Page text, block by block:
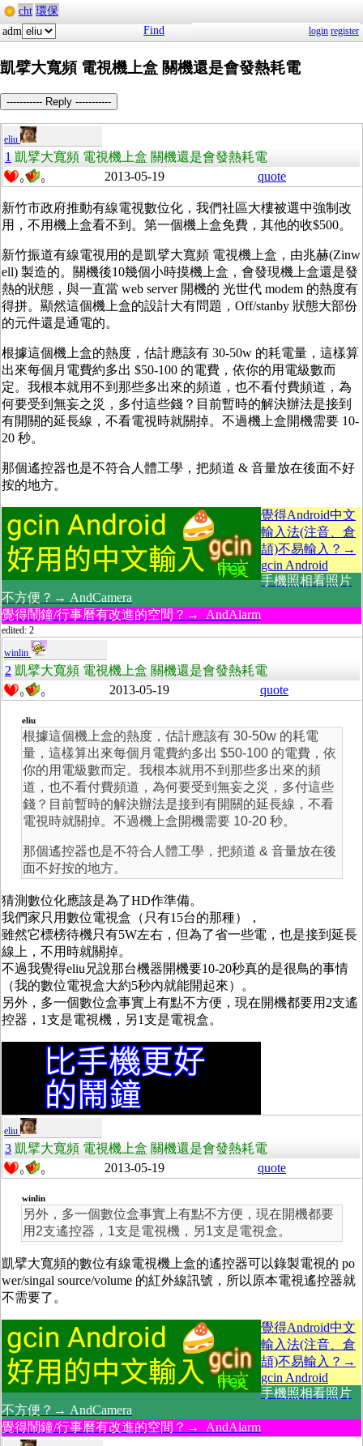
cht 環保
adm
Find login register
凱擘大寬頻 電視機上盒 關機還是會發熱耗電
----------- Reply -----------
eliu
1 凱擘大寬頻 電視機上盒 關機還是會發熱耗電
0 0 2013-05-19 quote
新竹市政府推動有線電視數位化，我們社區大樓被選中強制改
用，不用機上盒看不到。第一個機上盒免費，其他的收$500。
新竹振道有線電視用的是凱擘大寬頻 電視機上盒，由兆赫(Zinw
ell) 製造的。關機後10幾個小時摸機上盒，會發現機上盒還是發
熱的狀態，與一直當 web server 開機的 光世代 modem 的熱度有
得拼。顯然這個機上盒的設計大有問題，Off/stanby 狀態大部份
的元件還是通電的。
根據這個機上盒的熱度，估計應該有 30-50w 的耗電量，這樣算
出來每個月電費約多出 $50-100 的電費，依你的用電級數而
定。我根本就用不到那些多出來的頻道，也不看付費頻道，為
何要受到無妄之災，多付這些錢？目前暫時的解決辦法是接到
有開關的延長線，不看電視時就關掉。不過機上盒開機需要 10-
20 秒。
那個遙控器也是不符合人體工學，把頻道 & 音量放在後面不好
按的地方。
覺得Android中文
輸入法(注音、倉
頡)不易輸入？→
gcin Android
手機照相看照片
不方便？→ AndCamera
覺得鬧鐘/行事曆有改進的空間？→ AndAlarm
edited: 2
winlin
2 凱擘大寬頻 電視機上盒 關機還是會發熱耗電
0 0 2013-05-19 quote
eliu
根據這個機上盒的熱度，估計應該有 30-50w 的耗電
量，這樣算出來每個月電費約多出 $50-100 的電費，依
你的用電級數而定。我根本就用不到那些多出來的頻
道，也不看付費頻道，為何要受到無妄之災，多付這些
錢？目前暫時的解決辦法是接到有開關的延長線，不看
電視時就關掉。不過機上盒開機需要 10-20 秒。
那個遙控器也是不符合人體工學，把頻道 & 音量放在後
面不好按的地方。
猜測數位化應該是為了HD作準備。
我們家只用數位電視盒（只有15台的那種），
雖然它標榜待機只有5W左右，但為了省一些電，也是接到延長
線上，不用時就關掉。
不過我覺得eliu兄說那台機器開機要10-20秒真的是很鳥的事情
（我的數位電視盒大約5秒內就能開起來）。
另外，多一個數位盒事實上有點不方便，現在開機都要用2支遙
控器，1支是電視機，另1支是電視盒。
eliu
3 凱擘大寬頻 電視機上盒 關機還是會發熱耗電
0 0 2013-05-19 quote
winlin
另外，多一個數位盒事實上有點不方便，現在開機都要
用2支遙控器，1支是電視機，另1支是電視盒。
凱擘大寬頻的數位有線電視機上盒的遙控器可以錄製電視的 po
wer/singal source/volume 的紅外線訊號，所以原本電視遙控器就
不需要了。
覺得Android中文
輸入法(注音、倉
頡)不易輸入？→
gcin Android
手機照相看照片
不方便？→ AndCamera
覺得鬧鐘/行事曆有改進的空間？→ AndAlarm